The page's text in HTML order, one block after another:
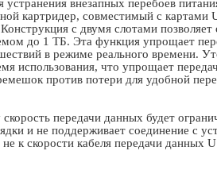
устранения внезапных перебоев
картридер, совместимый с картами
с двумя слотами
до 1 ТБ. Эта функция упрощает
в режиме реального времени.
использования, что упрощает
против потери для удобной
передачи данных будет
и не поддерживает соединение с
к скорости кабеля передачи данных